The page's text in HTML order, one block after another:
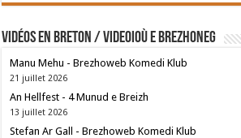
Vidéos en breton / Videoioù e brezhoneg
Manu Mehu - Brezhoweb Komedi Klub
21 juillet 2026
An Hellfest - 4 Munud e Breizh
13 juillet 2026
Stefan Ar Gall - Brezhoweb Komedi Klub